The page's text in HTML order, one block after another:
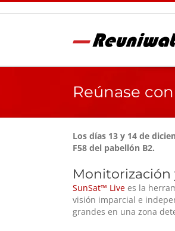
Saltar
al
Reúnase
Los días 13 y 14 de
F58 del pabellón B2.
Monitorización
SunSat™ Livees la
visión imparcial e
grandes en una zona